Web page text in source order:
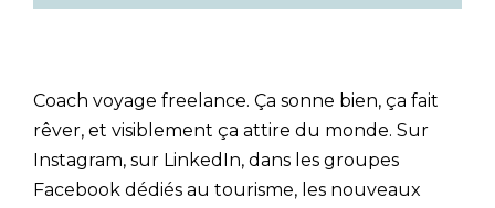
Coach voyage freelance. Ça sonne bien, ça fait
rêver, et visiblement ça attire du monde. Sur
Instagram, sur LinkedIn, dans les groupes
Facebook dédiés au tourisme, les nouveaux